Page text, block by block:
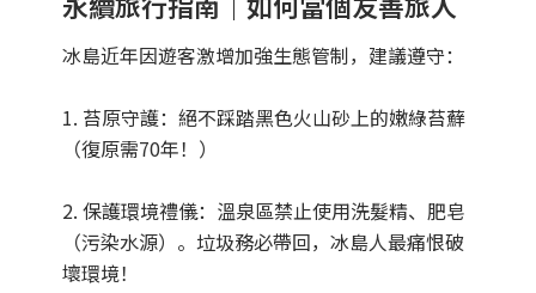
冰島近年因遊客激增加強生態管制，建議遵守：
1. 苔原守護：絕不踩踏黑色火山砂上的嫩綠苔蘚
（復原需70年！）
2. 保護環境禮儀：溫泉區禁止使用洗髮精、肥皂
（污染水源）。垃圾務必帶回，冰島人最痛恨破
壞環境！